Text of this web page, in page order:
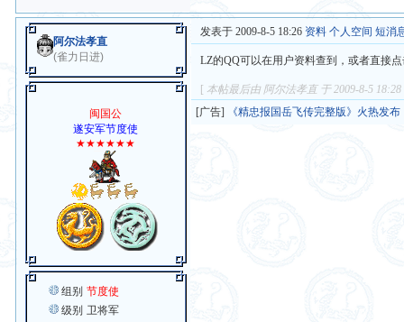
阿尔法孝直
(雀力日进)
闽国公
遂安军节度使
★★★★★★
组别 节度使
级别 卫将军
发表于 2009-8-5 18:26 资料 个人空间 短消
LZ的QQ可以在用户资料查到，或者直接
[ 本帖最后由 阿尔法孝直 于 2009-8-5
[广告]
《精忠报国岳飞传完整版》火热发布